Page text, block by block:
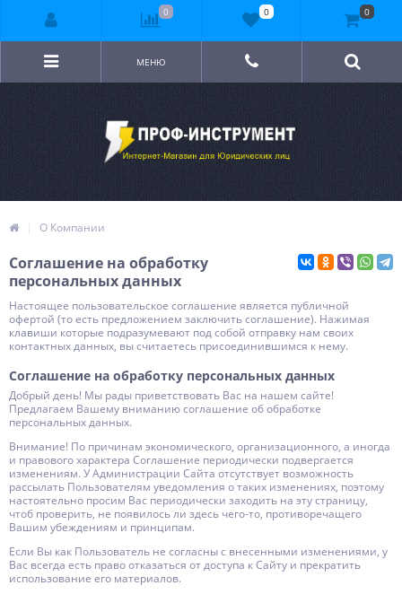
МЕНЮ
О Компании
Соглашение на обработку
персональных данных
Настоящее пользовательское соглашение является публичной
офертой (то есть предложением заключить соглашение). Нажимая
клавиши которые подразумевают под собой отправку нам своих
контактных данных, вы считаетесь присоединившимся к нему.
Соглашение на обработку персональных данных
Добрый день! Мы рады приветствовать Вас на нашем сайте!
Предлагаем Вашему вниманию соглашение об обработке
персональных данных.
Внимание! По причинам экономического, организационного, а иногда
и правового характера Соглашение периодически подвергается
изменениям. У Администрации Сайта отсутствует возможность
рассылать Пользователям уведомления о таких изменениях, поэтому
настоятельно просим Вас периодически заходить на эту страницу,
чтоб проверить, не появилось ли здесь чего-то, противоречащего
Вашим убеждениям и принципам.
Если Вы как Пользователь не согласны с внесенными изменениями, у
Вас всегда есть право отказаться от доступа к Сайту и прекратить
использование его материалов.
0 0 0